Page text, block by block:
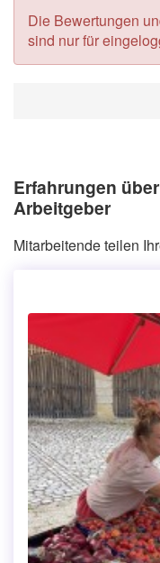
Die Bewertungen
sind nur für
Erfahrungen
Arbeitgeber
Mitarbeitende teilen